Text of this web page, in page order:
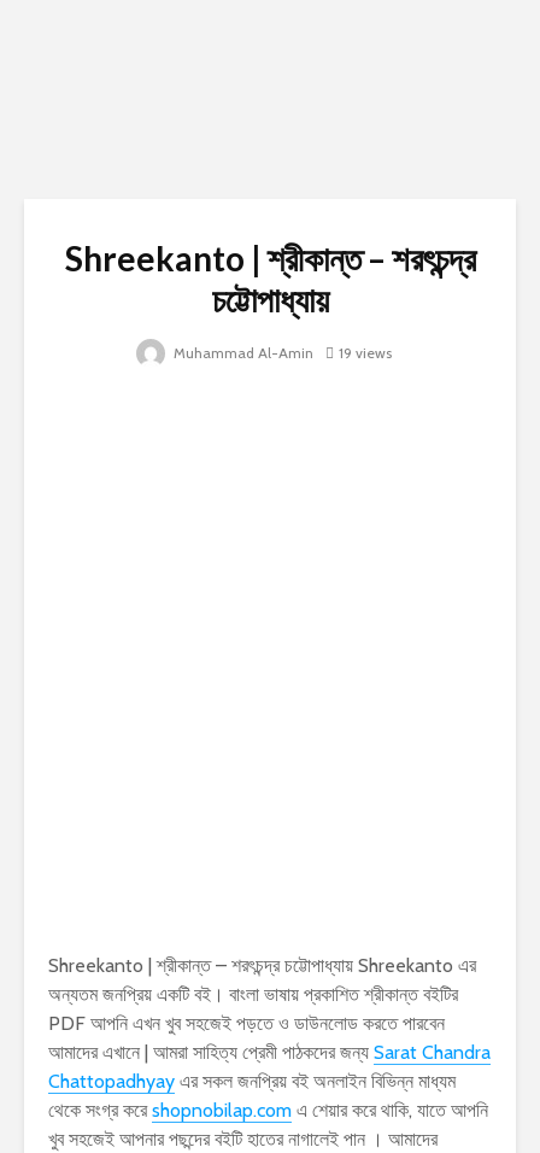
Shreekanto | শ্রীকান্ত – শরৎচন্দ্র
চট্টোপাধ্যায়
Muhammad Al-Amin 19 views
Shreekanto | শ্রীকান্ত – শরৎচন্দ্র চট্টোপাধ্যায় Shreekanto এর
অন্যতম জনপ্রিয় একটি বই। বাংলা ভাষায় প্রকাশিত শ্রীকান্ত বইটির
PDF আপনি এখন খুব সহজেই পড়তে ও ডাউনলোড করতে পারবেন
আমাদের এখানে | আমরা সাহিত্য প্রেমী পাঠকদের জন্য Sarat Chandra
Chattopadhyay এর সকল জনপ্রিয় বই অনলাইন বিভিন্ন মাধ্যম
থেকে সংগ্র করেshopnobilap.com এ শেয়ার করে থাকি, যাতে আপনি
খুব সহজেই আপনার পছন্দের বইটি হাতের নাগালেই পান । আমাদের